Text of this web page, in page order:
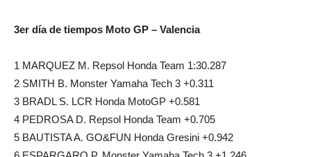
3er día de tiempos Moto GP – Valencia
1 MARQUEZ M. Repsol Honda Team 1:30.287
2 SMITH B. Monster Yamaha Tech 3 +0.311
3 BRADL S. LCR Honda MotoGP +0.581
4 PEDROSA D. Repsol Honda Team +0.705
5 BAUTISTA A. GO&FUN Honda Gresini +0.942